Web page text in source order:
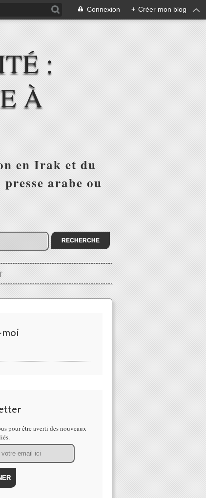
Connexion + Créer mon blog
:
À
en Irak et du
arabe ou
pour être averti des nouveaux